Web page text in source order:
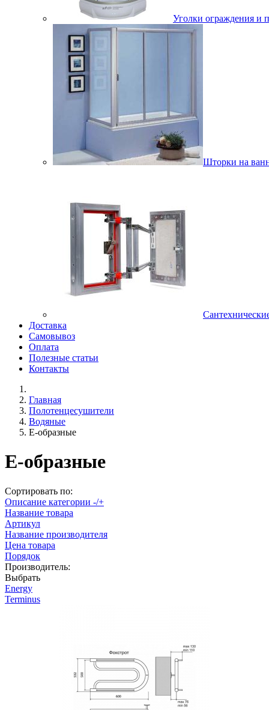
Уголки ограждения и
Шторки на
Доставка
Самовывоз
Оплата
Полезные статьи
Контакты
Главная
Полотенцесушители
Водяные
E-образные
E-образные
Сортировать по:
Описание категории -/+
Название товара
Артикул
Название производителя
Цена товара
Порядок
Производитель:
Выбрать
Energy
Terminus